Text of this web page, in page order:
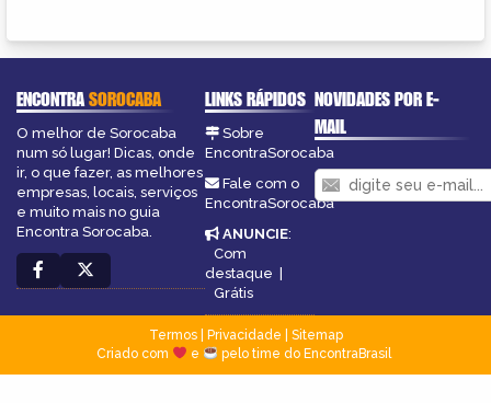
ENCONTRASOROCABA
O melhor de Sorocaba
num só lugar! Dicas, onde
ir, o que fazer, as melhores
empresas, locais, serviços
e muito mais no guia
Encontra Sorocaba.
LINKS RÁPIDOS
Sobre
EncontraSorocaba
Fale com o
EncontraSorocaba
ANUNCIE:
Com
destaque |
Grátis
NOVIDADES POR E-
MAIL
Termos| Privacidade
Sitemap
Criado com
e pelo time do EncontraBrasil